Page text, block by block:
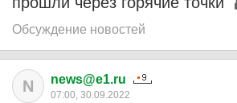
Обсуждение новостей
N news@e1.ru
07:00, 30.09.2022